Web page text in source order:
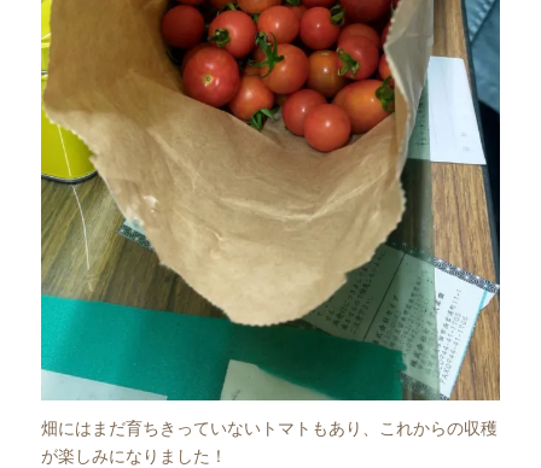
畑にはまだ育ちきっていないトマトもあり、これからの収穫
が楽しみになりました！